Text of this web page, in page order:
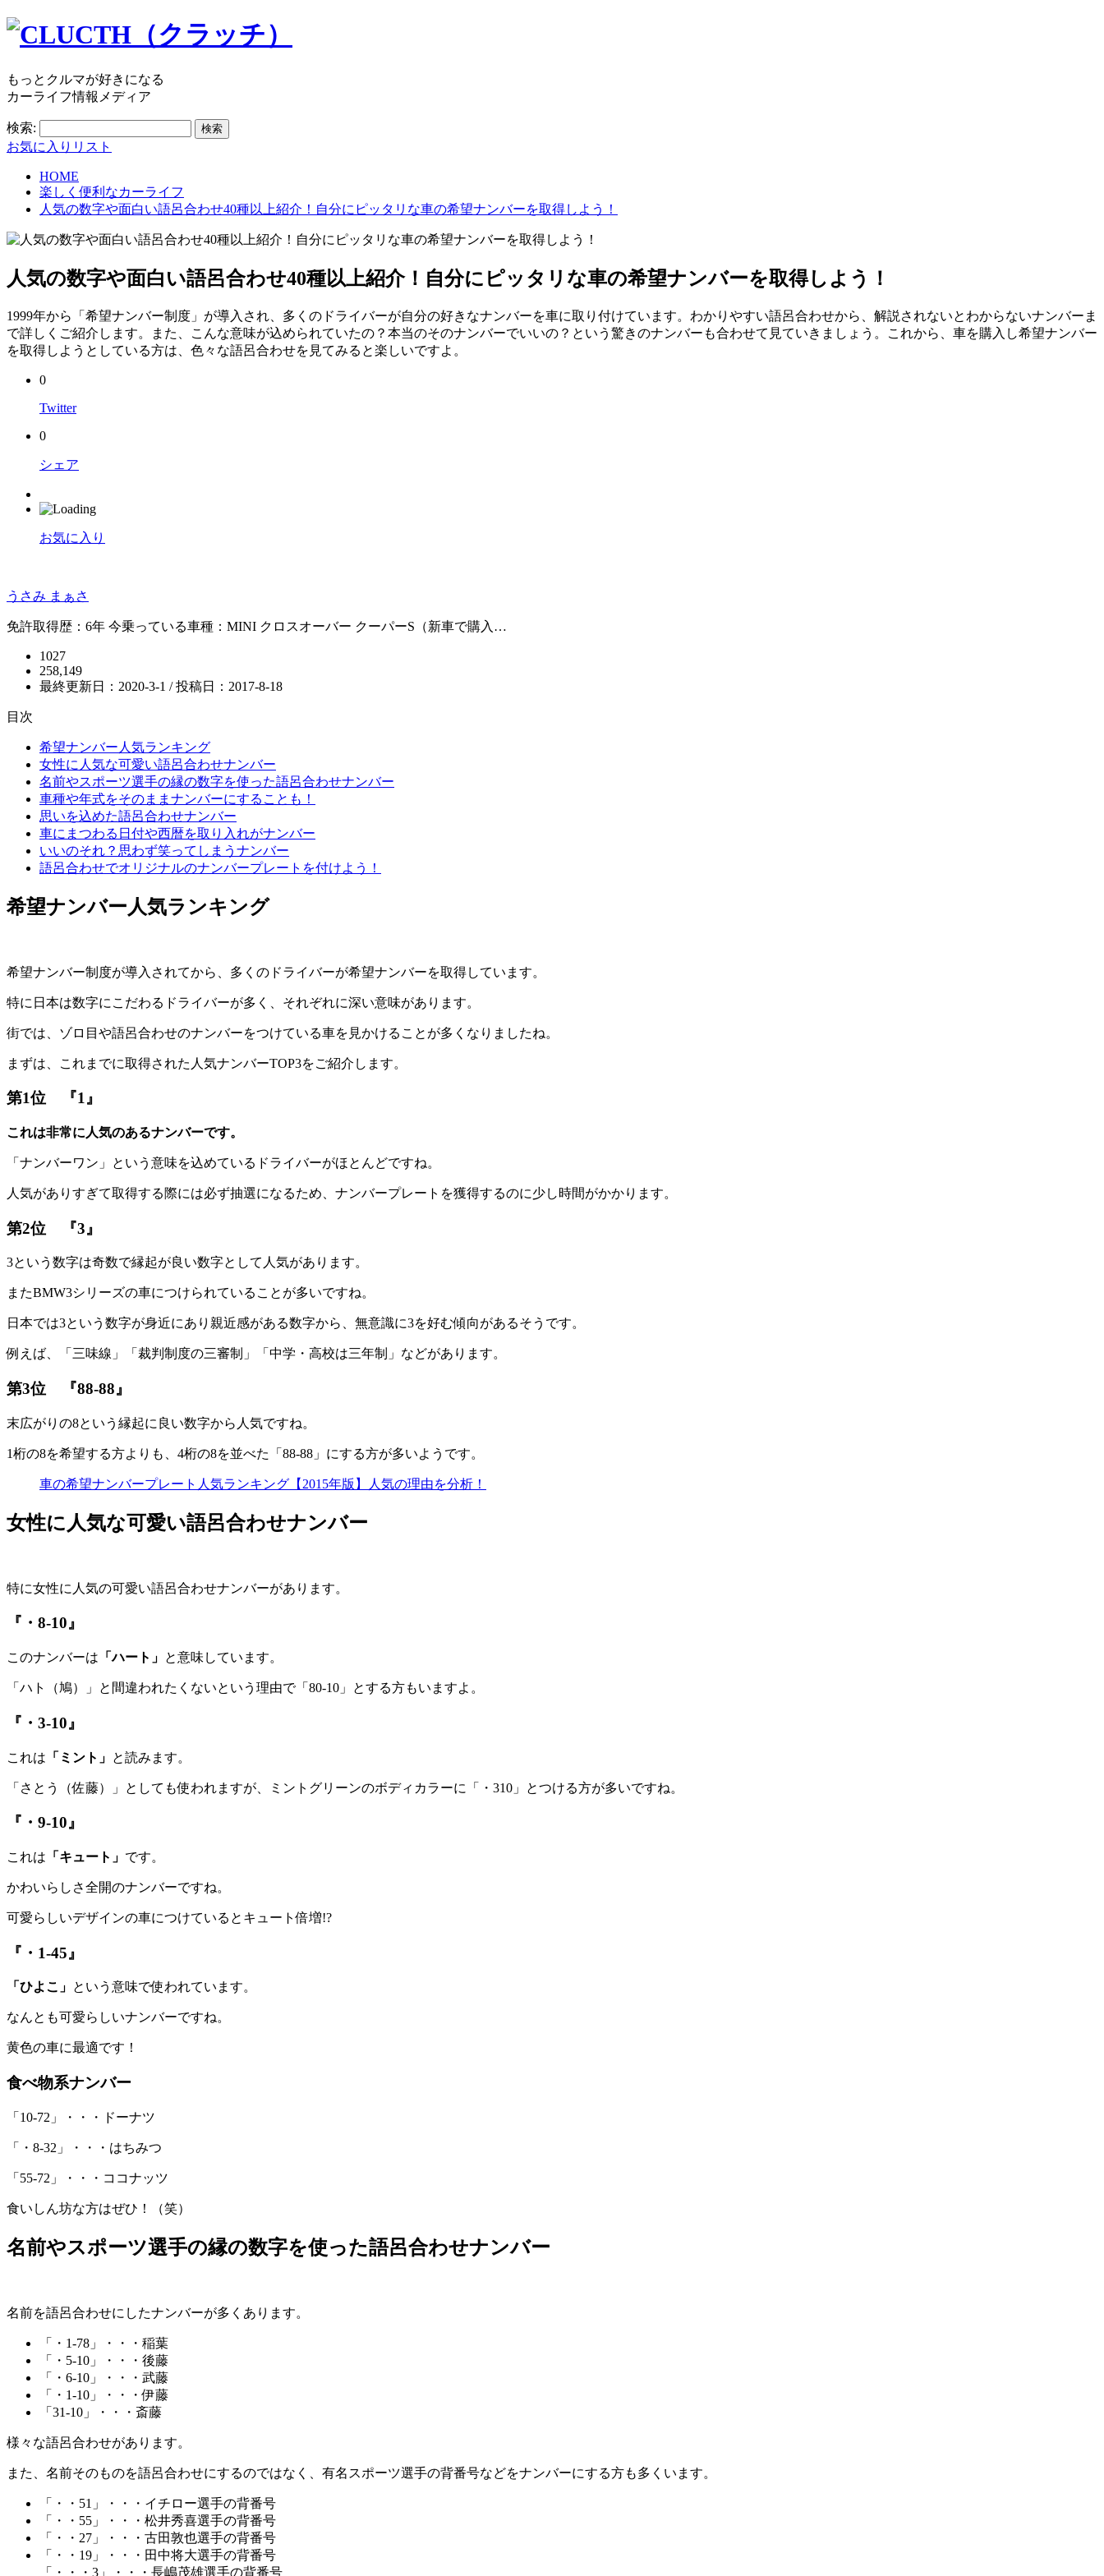
もっとクルマが好きになる
カーライフ情報メディア
検索:
お気に入りリスト
HOME
楽しく便利なカーライフ
人気の数字や面白い語呂合わせ40種以上紹介！自分にピッタリな車の希望ナンバーを取得しよう！
人気の数字や面白い語呂合わせ40種以上紹介！自分にピッタリな車の希望ナンバーを取得しよう！
1999年から「希望ナンバー制度」が導入され、多くのドライバーが自分の好きなナンバーを車に取り付けています。わかりやすい語呂合わせから、解説されないとわからないナンバーま
で詳しくご紹介します。また、こんな意味が込められていたの？本当のそのナンバーでいいの？という驚きのナンバーも合わせて見ていきましょう。これから、車を購入し希望ナンバー
を取得しようとしている方は、色々な語呂合わせを見てみると楽しいですよ。
0
Twitter
0
シェア
お気に入り
うさみ まぁさ
免許取得歴：6年 今乗っている車種：MINI クロスオーバー クーパーS（新車で購入…
1027
258,149
最終更新日：2020-3-1 / 投稿日： 2017-8-18
目次
希望ナンバー人気ランキング
女性に人気な可愛い語呂合わせナンバー
名前やスポーツ選手の縁の数字を使った語呂合わせナンバー
車種や年式をそのままナンバーにすることも！
思いを込めた語呂合わせナンバー
車にまつわる日付や西暦を取り入れがナンバー
いいのそれ？思わず笑ってしまうナンバー
語呂合わせでオリジナルのナンバープレートを付けよう！
希望ナンバー人気ランキング
希望ナンバー制度が導入されてから、多くのドライバーが希望ナンバーを取得しています。
特に日本は数字にこだわるドライバーが多く、それぞれに深い意味があります。
街では、ゾロ目や語呂合わせのナンバーをつけている車を見かけることが多くなりましたね。
まずは、これまでに取得された人気ナンバーTOP3をご紹介します。
第1位 『1』
これは非常に人気のあるナンバーです。
「ナンバーワン」という意味を込めているドライバーがほとんどですね。
人気がありすぎて取得する際には必ず抽選になるため、ナンバープレートを獲得するのに少し時間がかかります。
第2位 『3』
3という数字は奇数で縁起が良い数字として人気があります。
またBMW3シリーズの車につけられていることが多いですね。
日本では3という数字が身近にあり親近感がある数字から、無意識に3を好む傾向があるそうです。
例えば、「三味線」「裁判制度の三審制」「中学・高校は三年制」などがあります。
第3位 『88-88』
末広がりの8という縁起に良い数字から人気ですね。
1桁の8を希望する方よりも、4桁の8を並べた「88-88」にする方が多いようです。
車の希望ナンバープレート人気ランキング【2015年版】人気の理由を分析！
女性に人気な可愛い語呂合わせナンバー
特に女性に人気の可愛い語呂合わせナンバーがあります。
『・8-10』
このナンバーは 「ハート」 と意味しています。
「ハト（鳩）」と間違われたくないという理由で「80-10」とする方もいますよ。
『・3-10』
これは 「ミント」 と読みます。
「さとう（佐藤）」としても使われますが、ミントグリーンのボディカラーに「・310」とつける方が多いですね。
『・9-10』
これは 「キュート」 です。
かわいらしさ全開のナンバーですね。
可愛らしいデザインの車につけているとキュート倍増!?
『・1-45』
「ひよこ」 という意味で使われています。
なんとも可愛らしいナンバーですね。
黄色の車に最適です！
食べ物系ナンバー
「10-72」・・・ドーナツ
「・8-32」・・・はちみつ
「55-72」・・・ココナッツ
食いしん坊な方はぜひ！（笑）
名前やスポーツ選手の縁の数字を使った語呂合わせナンバー
名前を語呂合わせにしたナンバーが多くあります。
「・1-78」・・・稲葉
「・5-10」・・・後藤
「・6-10」・・・武藤
「・1-10」・・・伊藤
「31-10」・・・斎藤
様々な語呂合わせがあります。
また、名前そのものを語呂合わせにするのではなく、有名スポーツ選手の背番号などをナンバーにする方も多くいます。
「・・51」・・・イチロー選手の背番号
「・・55」・・・松井秀喜選手の背番号
「・・27」・・・古田敦也選手の背番号
「・・19」・・・田中将大選手の背番号
「・・・3」・・・長嶋茂雄選手の背番号